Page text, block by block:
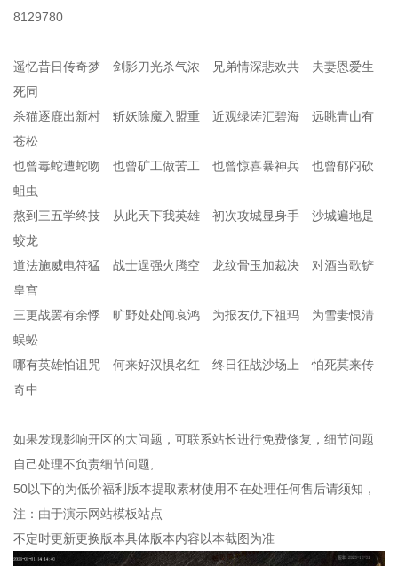
8129780
遥忆昔日传奇梦 剑影刀光杀气浓 兄弟情深悲欢共 夫妻恩爱生
死同
杀猫逐鹿出新村 斩妖除魔入盟重 近观绿涛汇碧海 远眺青山有
苍松
也曾毒蛇遭蛇吻 也曾矿工做苦工 也曾惊喜暴神兵 也曾郁闷砍
蛆虫
熬到三五学终技 从此天下我英雄 初次攻城显身手 沙城遍地是
蛟龙
道法施威电符猛 战士逞强火腾空 龙纹骨玉加裁决 对酒当歌铲
皇宫
三更战罢有余悸 旷野处处闻哀鸿 为报友仇下祖玛 为雪妻恨清
蜈蚣
哪有英雄怕诅咒 何来好汉惧名红 终日征战沙场上 怕死莫来传
奇中
如果发现影响开区的大问题，可联系站长进行免费修复，细节问题
自己处理不负责细节问题,
50以下的为低价福利版本提取素材使用不在处理任何售后请须知，
注：由于演示网站模板站点
不定时更新更换版本具体版本内容以本截图为准